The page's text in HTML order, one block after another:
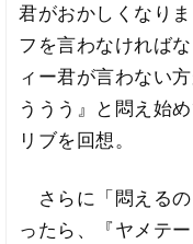
君がおかしくなり
フを言わなければ
ィー君が言わない
ううう』と悶え始
リブを回想。
さらに「悶えるの
ったら、『ヤメテ